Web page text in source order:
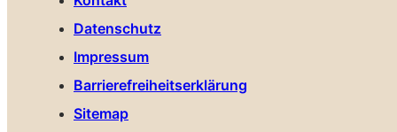
Datenschutz
Impressum
Barrierefreiheitserklärung
Sitemap